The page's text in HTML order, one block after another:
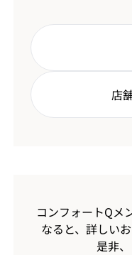
店
コンフォートQメ
なると、 詳しい
是非